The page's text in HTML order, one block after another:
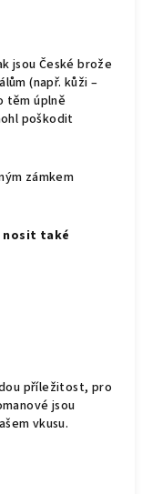
jsou České brože
(např. kůži –
těm úplně
poškodit
zámkem
nosit také
příležitost, pro
jsou
vkusu.